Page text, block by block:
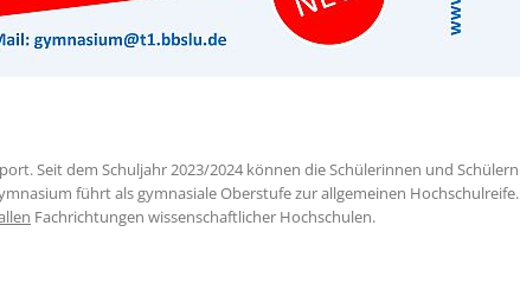
Seit dem Schuljahr 2023/2024 können die Schülerinnen und Schülern
führt als gymnasiale Oberstufe zur allgemeinen Hochschulreife.
Fachrichtungen wissenschaftlicher Hochschulen.